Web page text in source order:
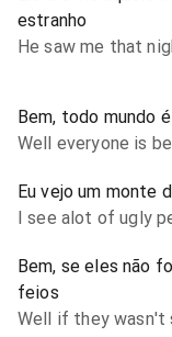
estranho
He saw me that
Bem, todo mundo
Well everyone is
Eu vejo um monte
I see alot of ugly
Bem, se eles não
feios
Well if they wasn't